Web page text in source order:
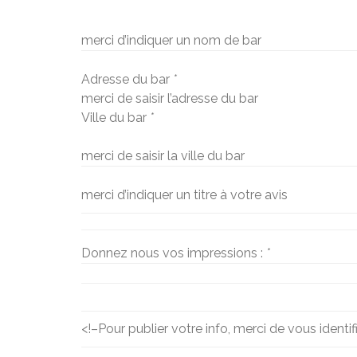
merci d’indiquer un nom de bar
Adresse du bar *
merci de saisir l’adresse du bar
Ville du bar *
merci de saisir la ville du bar
merci d’indiquer un titre à votre avis
Donnez nous vos impressions : *
<!–Pour publier votre info, merci de vous